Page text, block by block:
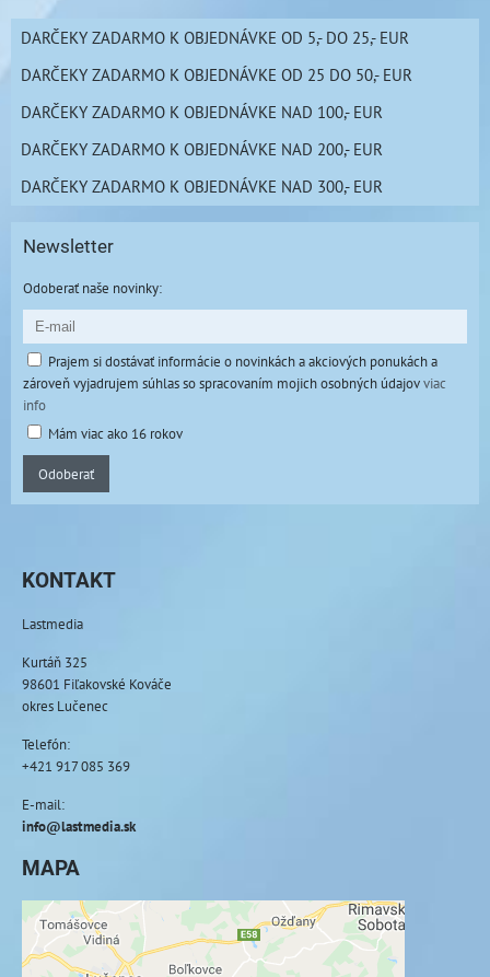
DARČEKY ZADARMO K OBJEDNÁVKE OD 5,- DO 25,- EUR
DARČEKY ZADARMO K OBJEDNÁVKE OD 25 DO 50,- EUR
DARČEKY ZADARMO K OBJEDNÁVKE NAD 100,- EUR
DARČEKY ZADARMO K OBJEDNÁVKE NAD 200,- EUR
DARČEKY ZADARMO K OBJEDNÁVKE NAD 300,- EUR
Newsletter
Odoberať naše novinky:
Prajem si dostávať informácie o novinkách a akciových ponukách a
zároveň vyjadrujem súhlas so spracovaním mojich osobných údajovviac
info
Mám viac ako 16 rokov
Odoberať
KONTAKT
Lastmedia
Kurtáň 325
98601 Fiľakovské Kováče
okres Lučenec
Telefón:
+421 917 085 369
E-mail:
info@lastmedia.sk
MAPA
Externý obsah je blokovaný Voľbami